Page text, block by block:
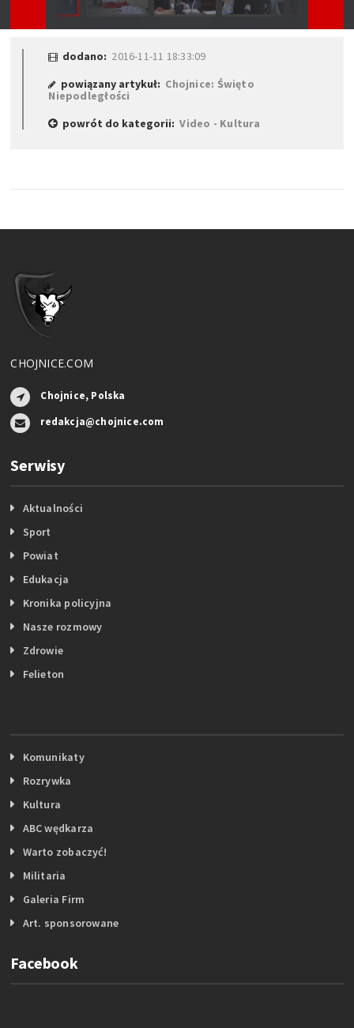
dodano: 2016-11-11 18:33:09
powiązany artykuł: Chojnice: Święto
Niepodległości
powrót do kategorii:Video - Kultura
CHOJNICE.COM
Chojnice, Polska
redakcja@chojnice.com
Serwisy
Aktualności
Sport
Powiat
Edukacja
Kronika policyjna
Nasze rozmowy
Zdrowie
Felieton
Komunikaty
Rozrywka
Kultura
ABC wędkarza
Warto zobaczyć!
Militaria
Galeria Firm
Art. sponsorowane
Facebook